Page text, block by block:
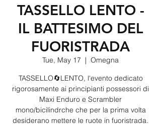
TASSELLO LENTO -
IL BATTESIMO DEL
FUORISTRADA
Tue, May 17
  |
Omegna
TASSELLO🔄LENTO, l'evento dedicato
rigorosamente ai principianti possessori di
Maxi Enduro e Scrambler
mono/bicilindrche che per la prima volta
desiderano mettere le ruote in fuoristrada.